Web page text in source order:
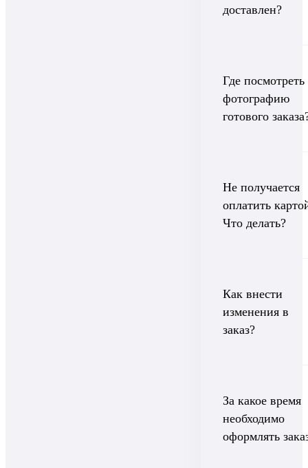
доставлен?
Где посмотреть
фотографию
готового
Не получается
оплатить
Что делать?
Как внести
изменения в
заказ?
За какое время
необходимо
оформлять